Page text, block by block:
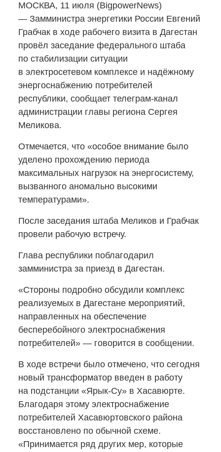
МОСКВА, 11 июля (BigpowerNews)
— Замминистра энергетики России Евгений
Грабчак в ходе рабочего визита в Дагестан
провёл заседание федерального штаба
по стабилизации ситуации
в электросетевом комплексе и надёжному
энергоснабжению потребителей
республики, сообщает телеграм-канал
администрации главы региона Сергея
Меликова.
Отмечается, что «особое внимание было
уделено прохождению периода
максимальных нагрузок на энергосистему,
вызванного аномально высокими
температурами».
После заседания штаба Меликов и Грабчак
провели рабочую встречу.
Глава республики поблагодарил
замминистра за приезд в Дагестан.
«Стороны подробно обсудили комплекс
реализуемых в Дагестане мероприятий,
направленных на обеспечение
бесперебойного электроснабжения
потребителей» — говорится в сообщении.
В ходе встречи было отмечено, что сегодня
новый трансформатор введен в работу
на подстанции «Ярык-Су» в Хасавюрте.
Благодаря этому электроснабжение
потребителей Хасавюртовского района
восстановлено по обычной схеме.
«Принимается ряд других мер, которые